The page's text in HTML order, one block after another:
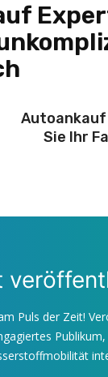
Autoankauf
Sie Ihr
Puls der Zeit!